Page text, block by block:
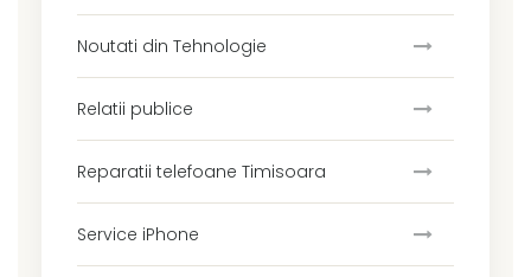
Noutati din Tehnologie
Relatii publice
Reparatii telefoane Timisoara
Service iPhone